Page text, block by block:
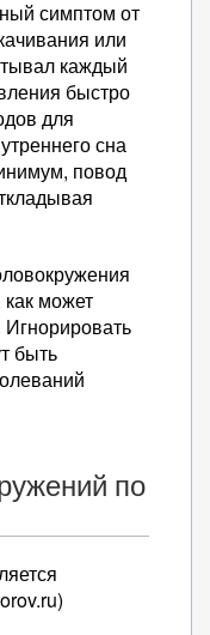
симптом от
или
каждый
быстро
для
сна
повод
может
Игнорировать
быть
по